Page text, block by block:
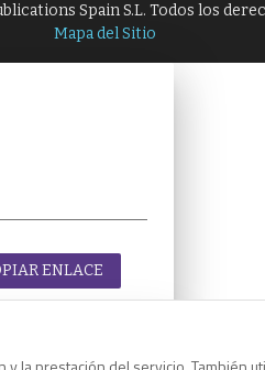
Spain S.L. Todos los
Mapa del Sitio
ENLACE